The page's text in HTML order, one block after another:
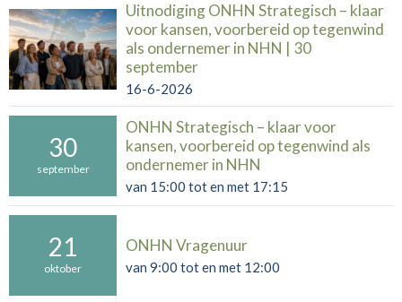
Uitnodiging ONHN Strategisch – klaar
voor kansen, voorbereid op tegenwind
als ondernemer in NHN | 30
september
16-6-2026
30
september
ONHN Strategisch – klaar voor
kansen, voorbereid op tegenwind als
ondernemer in NHN
van 15:00 tot en met 17:15
21
oktober
ONHN Vragenuur
van 9:00 tot en met 12:00